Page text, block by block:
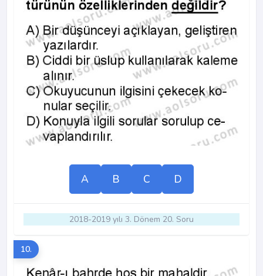
A B C D
2018-2019 yılı 3. Dönem 20. Soru
10.